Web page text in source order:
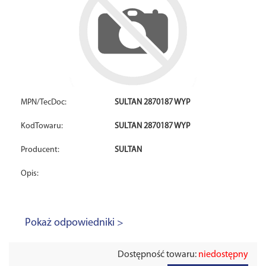
MPN/TecDoc: SULTAN 2870187 WYP
KodTowaru: SULTAN 2870187 WYP
Producent: SULTAN
Opis:
Pokaż odpowiedniki >
Dostępność towaru: niedostępny